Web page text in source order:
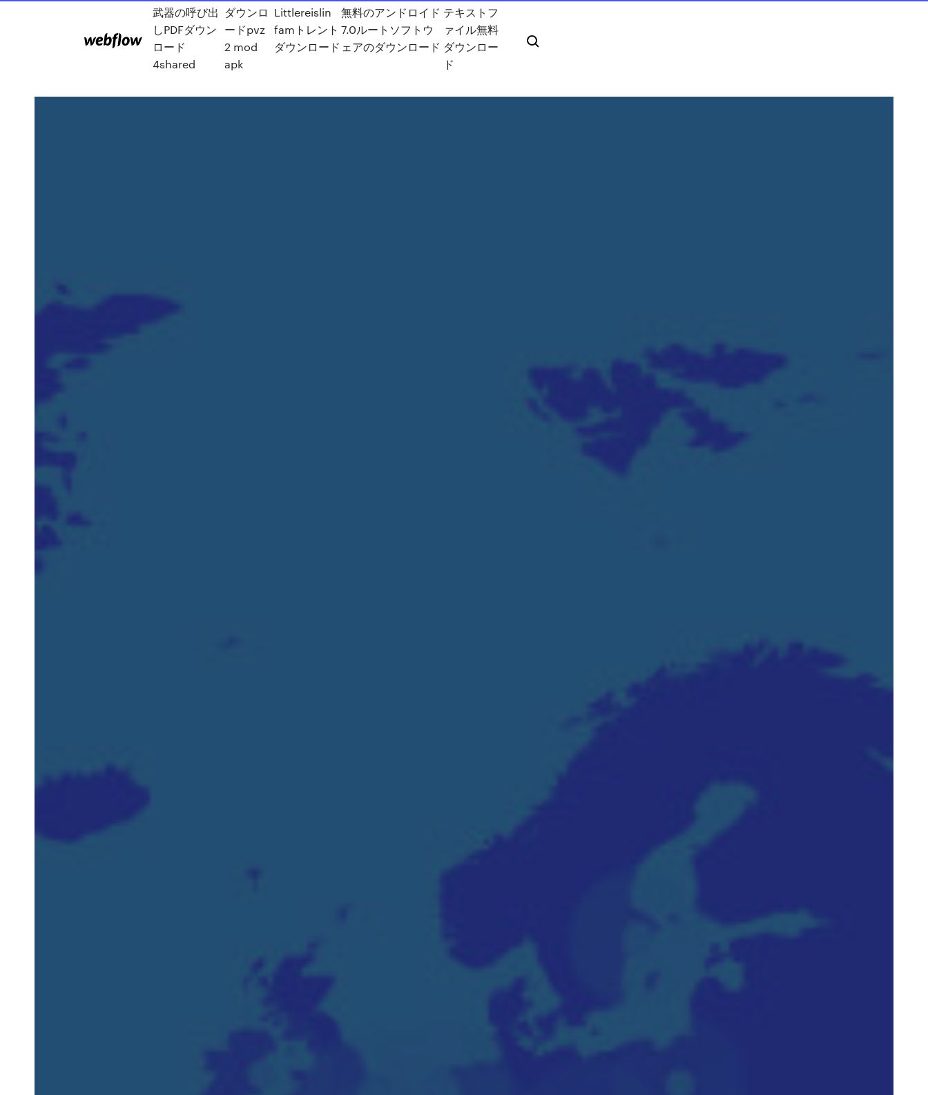
武器の呼び出
しPDFダウン
ロード
4shared
ダウンロ
ードpvz
2 mod
apk
Littlereislin
famトレント
ダウンロード
無料のアンドロイド
7.0ルートソフトウ
ェアのダウンロード
テキストフ
ァイル無料
ダウンロー
ド